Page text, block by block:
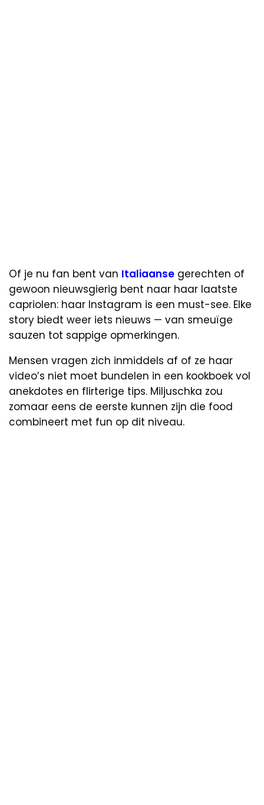
Of je nu fan bent van Italiaanse gerechten of
gewoon nieuwsgierig bent naar haar laatste
capriolen: haar Instagram is een must-see. Elke
story biedt weer iets nieuws — van smeuïge
sauzen tot sappige opmerkingen.
Mensen vragen zich inmiddels af of ze haar
video’s niet moet bundelen in een kookboek vol
anekdotes en flirterige tips. Miljuschka zou
zomaar eens de eerste kunnen zijn die food
combineert met fun op dit niveau.